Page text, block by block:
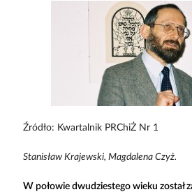
Źródło: Kwartalnik PRChiŻ Nr 1
Stanisław Krajewski, Magdalena Czyż.
W połowie dwudziestego wieku został